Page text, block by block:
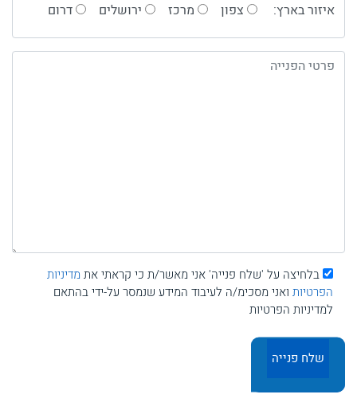
איזור בארץ: צפון מרכז ירושלים דרום
בלחיצה על 'שלח פנייה' אני מאשר/ת כי קראתי את מדיניות
הפרטיות ואני מסכימ/ה לעיבוד המידע שנמסר על-ידי בהתאם
למדיניות הפרטיות